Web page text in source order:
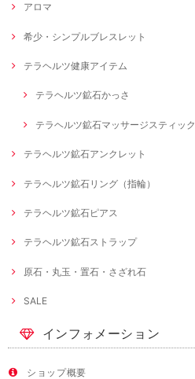
アロマ
希少・シンプルブレスレット
テラヘルツ健康アイテム
テラヘルツ鉱石かっさ
テラヘルツ鉱石マッサージスティック
テラヘルツ鉱石アンクレット
テラヘルツ鉱石リング（指輪）
テラヘルツ鉱石ピアス
テラヘルツ鉱石ストラップ
原石・丸玉・置石・さざれ石
SALE
インフォメーション
ショップ概要